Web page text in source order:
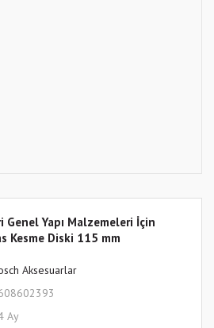
Genel Yapı Malzemeleri İçin
Kesme Diski 115 mm
Aksesuarlar
Ay